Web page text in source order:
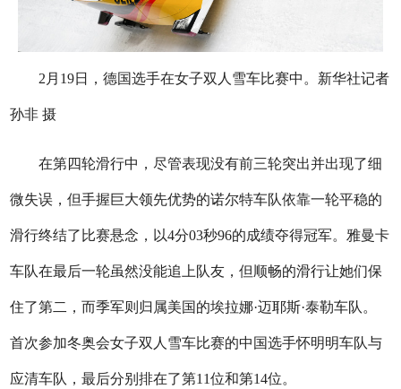
2月19日，德国选手在女子双人雪车比赛中。新华社记者
孙非 摄
在第四轮滑行中，尽管表现没有前三轮突出并出现了细
微失误，但手握巨大领先优势的诺尔特车队依靠一轮平稳的
滑行终结了比赛悬念，以4分03秒96的成绩夺得冠军。雅曼卡
车队在最后一轮虽然没能追上队友，但顺畅的滑行让她们保
住了第二，而季军则归属美国的埃拉娜·迈耶斯·泰勒车队。
首次参加冬奥会女子双人雪车比赛的中国选手怀明明车队与
应清车队，最后分别排在了第11位和第14位。